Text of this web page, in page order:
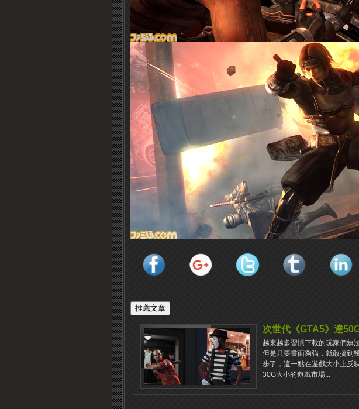
次世代《GTA5》達
越來越多習慣下載的玩家們無
但是只要畫面夠強，就敢搞到
步了，這一點在遊戲大小上反
30G大小的遊戲市場...